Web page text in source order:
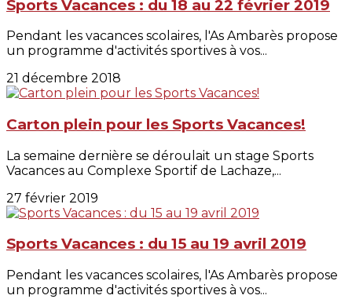
Sports Vacances : du 18 au 22 février 2019
Pendant les vacances scolaires, l'As Ambarès propose
un programme d'activités sportives à vos...
21 décembre 2018
Carton plein pour les Sports Vacances!
La semaine dernière se déroulait un stage Sports
Vacances au Complexe Sportif de Lachaze,...
27 février 2019
Sports Vacances : du 15 au 19 avril 2019
Pendant les vacances scolaires, l'As Ambarès propose
un programme d'activités sportives à vos...